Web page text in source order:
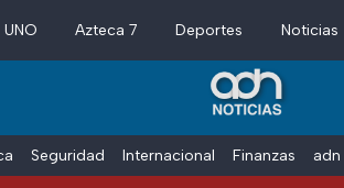
Azteca 7 Deportes Noticias
Seguridad Internacional Finanzas